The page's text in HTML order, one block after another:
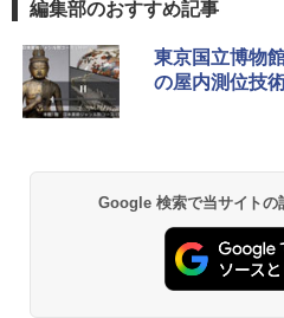
編集部のおすすめ記事
東京国立博物
の屋内測位技
Google 検索で当サイトの